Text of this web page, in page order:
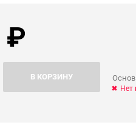
₽
В КОРЗИНУ
Нет